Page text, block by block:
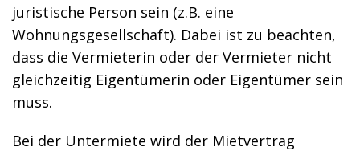
juristische Person sein (z.B. eine
Wohnungsgesellschaft). Dabei ist zu beachten,
dass die Vermieterin oder der Vermieter nicht
gleichzeitig Eigentümerin oder Eigentümer sein
muss.
Bei der Untermiete wird der Mietvertrag